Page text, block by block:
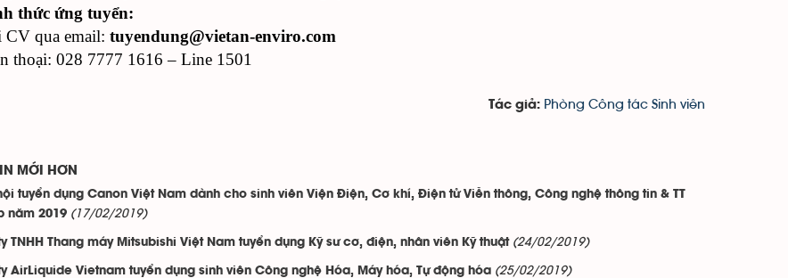
thức ứng tuyển:
CV qua email: tuyendung@vietan-enviro.com
thoại: 028 7777 1616 – Line 1501
Tác giả: Phòng Công tác Sinh viên
MỚI HƠN
tuyển dụng Canon Việt Nam dành cho sinh viên Viện Điện, Cơ khí, Điện tử Viễn thông, Công nghệ thông tin & TT
năm 2019 (17/02/2019)
TNHH Thang máy Mitsubishi Việt Nam tuyển dụng Kỹ sư cơ, điện, nhân viên Kỹ thuật (24/02/2019)
AirLiquide Vietnam tuyển dụng sinh viên Công nghệ Hóa, Máy hóa, Tự động hóa (25/02/2019)